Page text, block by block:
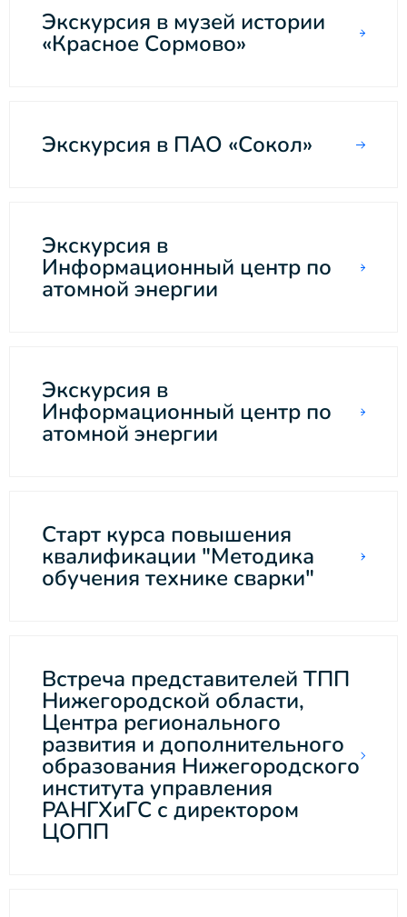
Экскурсия в музей истории
«Красное Сормово»
Экскурсия в ПАО «Сокол»
Экскурсия в
Информационный центр по
атомной энергии
Экскурсия в
Информационный центр по
атомной энергии
Старт курса повышения
квалификации "Методика
обучения технике сварки"
Встреча представителей ТПП
Нижегородской области,
Центра регионального
развития и дополнительного
образования Нижегородского
института управления
РАНГХиГС с директором
ЦОПП